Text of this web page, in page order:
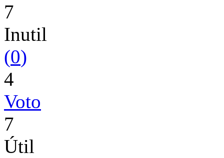
7
Inutil
(0)
4
Voto
7
Útil